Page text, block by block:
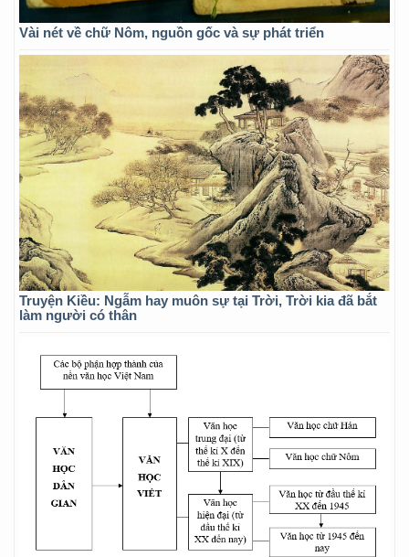
Vài nét về chữ Nôm, nguồn gốc và sự phát triển
Truyện Kiều: Ngẫm hay muôn sự tại Trời, Trời kia đã bắt
làm người có thân